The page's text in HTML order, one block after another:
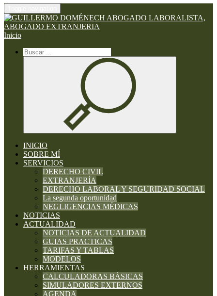
Inicio
INICIO
SOBRE MÍ
SERVICIOS
DERECHO CIVIL
EXTRANJERÍA
DERECHO LABORAL Y SEGURIDAD SOCIAL
La segunda oportunidad
NEGLIGENCIAS MÉDICAS
NOTICIAS
ACTUALIDAD
NOTICIAS DE ACTUALIDAD
GUIAS PRACTICAS
TARIFAS Y TABLAS
MODELOS
HERRAMIENTAS
CALCULADORAS BÁSICAS
SIMULADORES EXTERNOS
AGENDA